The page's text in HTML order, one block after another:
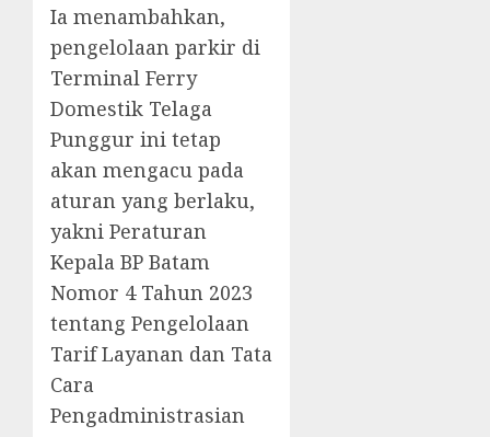
Ia menambahkan,
pengelolaan parkir di
Terminal Ferry
Domestik Telaga
Punggur ini tetap
akan mengacu pada
aturan yang berlaku,
yakni Peraturan
Kepala BP Batam
Nomor 4 Tahun 2023
tentang Pengelolaan
Tarif Layanan dan Tata
Cara
Pengadministrasian